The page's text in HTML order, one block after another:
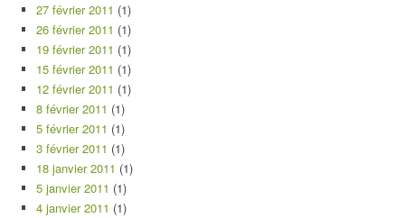
27 février 2011 (1)
26 février 2011 (1)
19 février 2011 (1)
15 février 2011 (1)
12 février 2011 (1)
8 février 2011 (1)
5 février 2011 (1)
3 février 2011 (1)
18 janvier 2011 (1)
5 janvier 2011 (1)
4 janvier 2011 (1)